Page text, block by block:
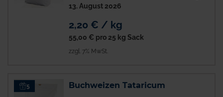
13. August 2026
2,20 € / kg
55,00 € pro 25 kg Sack
zzgl. 7% MwSt.
5 Buchweizen Tataricum